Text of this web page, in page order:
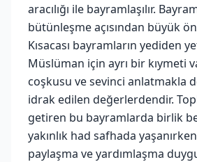
aracılığı ile bayramlaşılır.
bütünleşme açısından büyük
Kısacası bayramların yediden
Müslüman için ayrı bir kıymeti
coşkusu ve sevinci anlatmakla
idrak edilen değerlerdendir.
getiren bu bayramlarda birlik
yakınlık had safhada
paylaşma ve yardımlaşma